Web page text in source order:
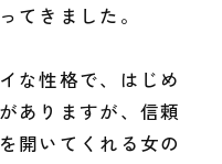
てきました。
な性格で、はじめ
ありますが、信頼
開いてくれる女の